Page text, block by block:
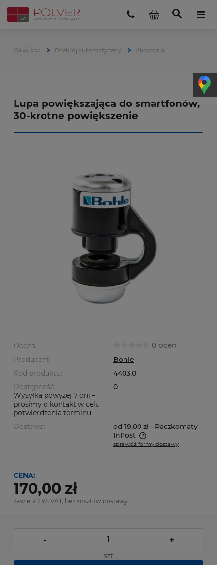
Rozkrój automatyczny Akcesoria
Lupa powiększająca do smartfonów,
30-krotne powiększenie
Ocena: 0 ocen
Producent:
Bohle
Kod produktu:
4403.0
Dostępność:
0
Wysyłka powyżej 7 dni –
prosimy o kontakt w celu
potwierdzenia terminu
Dostawa:
od 19,00 zł - Paczkomaty
InPost
Cena nie zawiera ewentualnych kosztów płatności
sprawdź formy dostawy
CENA:
170,00 zł
zawiera 23% VAT, bez kosztów dostawy
- +
szt